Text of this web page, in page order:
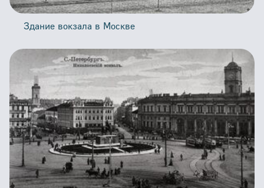
Здание вокзала в Москве